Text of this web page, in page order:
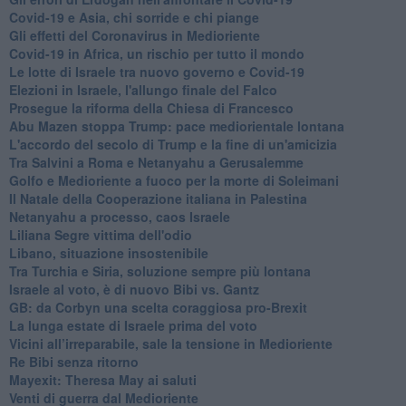
Covid-19 e Asia, chi sorride e chi piange
Gli effetti del Coronavirus in Medioriente
Covid-19 in Africa, un rischio per tutto il mondo
Le lotte di Israele tra nuovo governo e Covid-19
Elezioni in Israele, l'allungo finale del Falco
Prosegue la riforma della Chiesa di Francesco
Abu Mazen stoppa Trump: pace mediorientale lontana
L'accordo del secolo di Trump e la fine di un'amicizia
Tra Salvini a Roma e Netanyahu a Gerusalemme
Golfo e Medioriente a fuoco per la morte di Soleimani
Il Natale della Cooperazione italiana in Palestina
Netanyahu a processo, caos Israele
Liliana Segre vittima dell'odio
Libano, situazione insostenibile
Tra Turchia e Siria, soluzione sempre più lontana
Israele al voto, è di nuovo Bibi vs. Gantz
GB: da Corbyn una scelta coraggiosa pro-Brexit
La lunga estate di Israele prima del voto
Vicini all’irreparabile, sale la tensione in Medioriente
Re Bibi senza ritorno
Mayexit: Theresa May ai saluti
Venti di guerra dal Medioriente